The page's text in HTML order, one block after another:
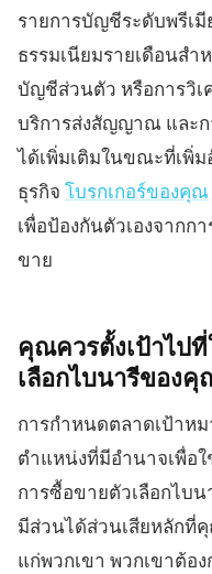
รายการบัญชีระดับพรีเมี
ธรรมเนียมรายเดือนส
บัญชีส่วนตัว หรือการวิเ
บริการส่งสัญญาณ และก
ได้เพิ่มเติมในขณะที่เพิ่ม
ธุรกิจ โบรกเกอร์ของคุณ
เพื่อป้องกันตัวเองจาก
ขาย
คุณควรตั้งเป้าไป
เลือกไบนารีของคุ
การกำหนดตลาดเป้าห
ตำแหน่งที่มีอำนาจเพื่อ
การซื้อขายตัวเลือกไบ
มีส่วนได้ส่วนเสียหลักที่
แก่พวกเขา พวกเขาต้อ